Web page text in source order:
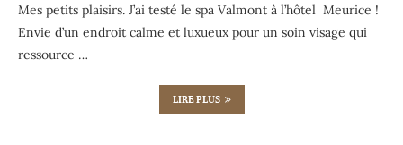
Mes petits plaisirs. J’ai testé le spa Valmont à l’hôtel Meurice !
Envie d’un endroit calme et luxueux pour un soin visage qui
ressource …
LIRE PLUS